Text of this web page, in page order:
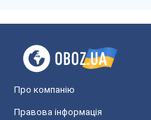
Про компанію
Правова інформація